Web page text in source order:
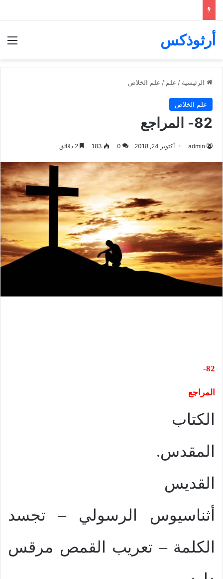
أرثوذكس
الرئيسية / علم / علم الخلاص
علم الخلاص
82- المراجع
admin أكتوبر 24, 2018 0
183
82-
المراجع
الكتاب
المقدس.
القديس
أثناسيوس الرسولي – تجسد
الكلمة – تعريب القمص مرقس